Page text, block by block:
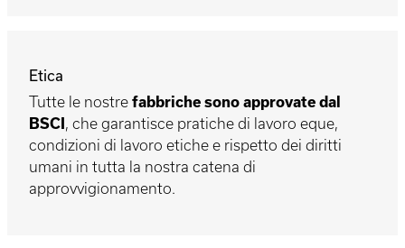
Etica
Tutte le nostre fabbriche sono approvate dal
BSCI, che garantisce pratiche di lavoro eque,
condizioni di lavoro etiche e rispetto dei diritti
umani in tutta la nostra catena di
approvvigionamento.